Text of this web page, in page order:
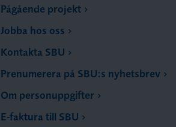
Pågående projekt
Jobba hos oss
Kontakta SBU
Prenumerera på SBU:s nyhetsbrev
Om personuppgifter
E-faktura till SBU